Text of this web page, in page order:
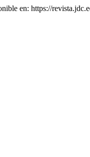
en: https://